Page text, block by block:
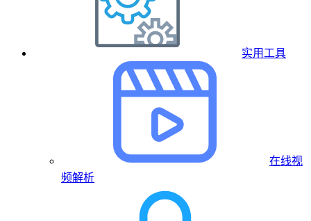
实用工具
在线视
频解析